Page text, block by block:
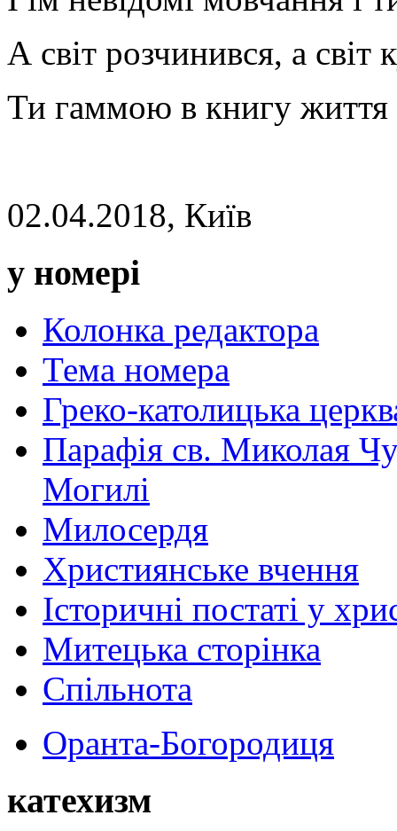
А світ розчинився, а світ
Ти гаммою в книгу
02.04.2018, Київ
у номері
Колонка редактора
Тема номера
Греко-католицька
Парафія св. Миколая
Могилі
Милосердя
Християнське вчення
Історичні постаті у
Митецька сторінка
Спільнота
Оранта-Богородиця
катехизм